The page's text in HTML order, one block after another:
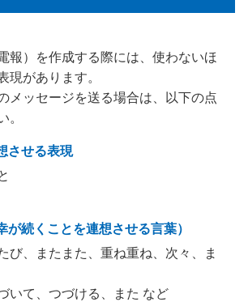
報）を作成する際には、使わないほ
現があります。
メッセージを送る場合は、以下の点
。
させる表現
が続くことを連想させる言葉）
び、またまた、重ね重ね、次々、ま
いて、つづける、また など